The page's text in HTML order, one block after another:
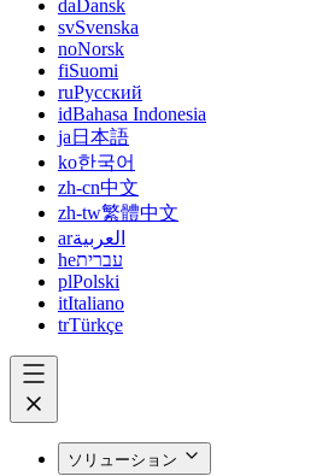
da Dansk
svSvenska
noNorsk
fiSuomi
ruРусский
idBahasa Indonesia
ja 日本語
ko한국어
zh-cn中文
zh-tw繁體中文
arالعربية
heעברית
plPolski
itItaliano
trTürkçe
ソリューション